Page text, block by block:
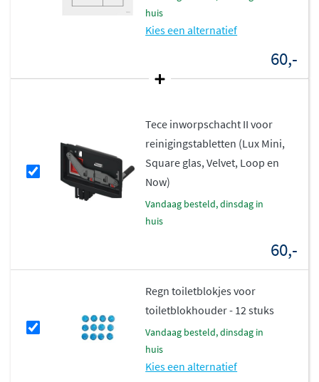
huis
Kies een alternatief
60,-
Tece inworpschacht II voor
reinigingstabletten (Lux Mini,
Square glas, Velvet, Loop en
Now)
vandaag besteld, dinsdag in
huis
60,-
Regn toiletblokjes voor
toiletblokhouder - 12 stuks
vandaag besteld, dinsdag in
huis
Kies een alternatief